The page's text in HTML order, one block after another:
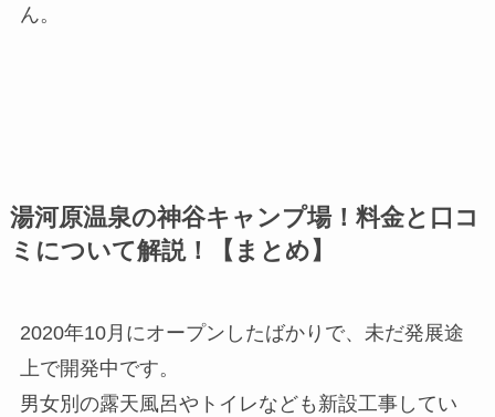
ん。
湯河原温泉の神谷キャンプ場！料金と口コ
ミについて解説！【まとめ】
2020年10月にオープンしたばかりで、未だ発展途
上で開発中です。
男女別の露天風呂やトイレなども新設工事してい